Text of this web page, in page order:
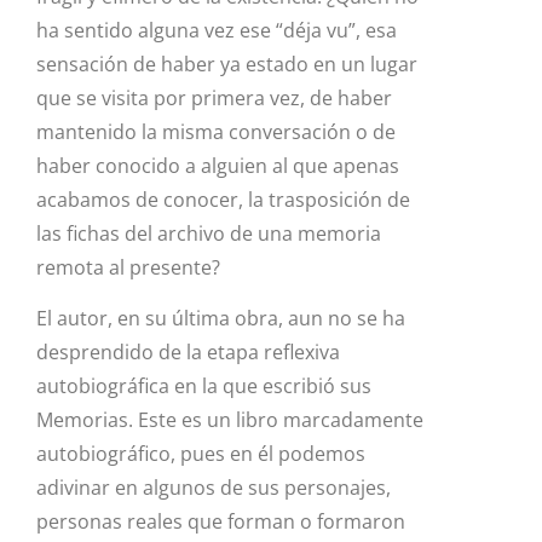
ha sentido alguna vez ese “déja vu”, esa
sensación de haber ya estado en un lugar
que se visita por primera vez, de haber
mantenido la misma conversación o de
haber conocido a alguien al que apenas
acabamos de conocer, la trasposición de
las fichas del archivo de una memoria
remota al presente?
El autor, en su última obra, aun no se ha
desprendido de la etapa reflexiva
autobiográfica en la que escribió sus
Memorias. Este es un libro marcadamente
autobiográfico, pues en él podemos
adivinar en algunos de sus personajes,
personas reales que forman o formaron